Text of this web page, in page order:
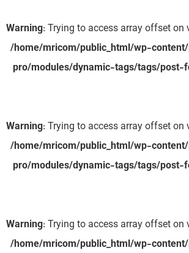
Warning: Trying to access array offset on
/home/mricom/public_html/wp-
pro/modules/dynamic-tags/tags/post-
Warning: Trying to access array offset on
/home/mricom/public_html/wp-
pro/modules/dynamic-tags/tags/post-
Warning: Trying to access array offset on
/home/mricom/public_html/wp-